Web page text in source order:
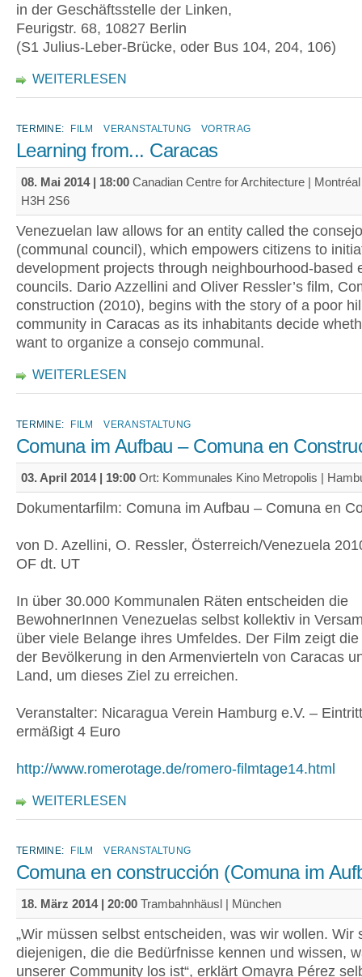
in der Geschäftsstelle der Linken,
Feurigstr. 68, 10827 Berlin
(S1 Julius-Leber-Brücke, oder Bus 104, 204, 106)
WEITERLESEN
TERMINE: FILM VERANSTALTUNG VORTRAG
Learning from... Caracas
08. Mai 2014 | 18:00 Canadian Centre for Architecture |
H3H 2S6
Venezuelan law allows for an entity called the
(communal council), which empowers citizens to
development projects through neighbourhood-based
councils. Dario Azzellini and Oliver Ressler’s film,
construction (2010), begins with the story of a poor
community in Caracas as its inhabitants decide
want to organize a consejo communal.
WEITERLESEN
TERMINE: FILM VERANSTALTUNG
Comuna im Aufbau – Comuna en
03. April 2014 | 19:00 Ort: Kommunales Kino Metropolis |
Dokumentarfilm: Comuna im Aufbau – Comuna en
von D. Azellini, O. Ressler, Österreich/Venezuela
OF dt. UT
In über 30.000 Kommunalen Räten entscheiden die
BewohnerInnen Venezuelas selbst kollektiv in
über viele Belange ihres Umfeldes. Der Film zeigt
der Bevölkerung in den Armenvierteln von Caracas
Land, um dieses Ziel zu erreichen.
Veranstalter: Nicaragua Verein Hamburg e.V. –
ermäßigt 4 Euro
http://www.romerotage.de/romero-filmtage14.html
WEITERLESEN
TERMINE: FILM VERANSTALTUNG
Comuna en construcción (Comuna im
18. März 2014 | 20:00 Trambahnhäusl | München
„Wir müssen selbst entscheiden, was wir wollen. Wir
diejenigen, die die Bedürfnisse kennen und wissen,
unserer Community los ist“, erklärt Omayra Pérez